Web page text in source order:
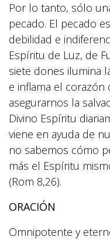
Por lo tanto, sólo
pecado. El pecado
debilidad e
Espíritu de Luz, de
siete dones ilumina
e inflama el corazón
asegurarnos la
Divino Espíritu
viene en ayuda de
no sabemos cómo
más el Espíritu
(Rom 8,26).
ORACIÓN
Omnipotente y